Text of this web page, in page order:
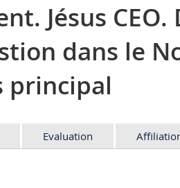
Jésus
dans le
principal
Evaluation